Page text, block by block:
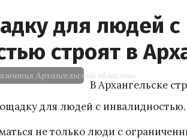
для людей с
строят в
Архангельской области».
В Архангельске
для людей с инвалидностью.
не только люди с